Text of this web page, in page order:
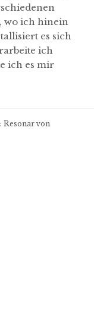
wo ich hinein
es sich
ich
ich es mir
Resonar von